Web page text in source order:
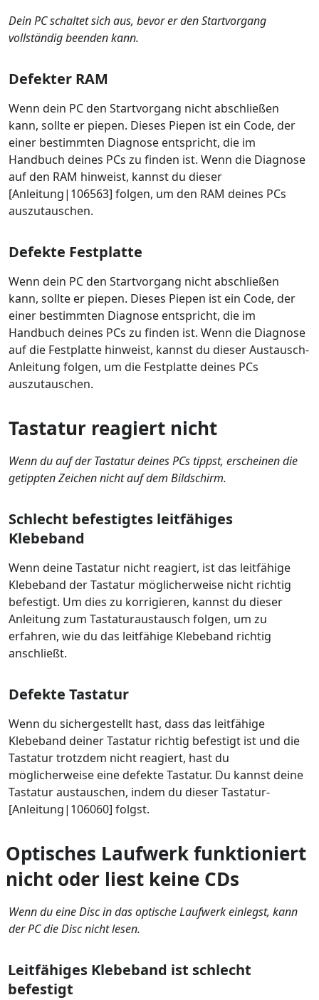
Dein PC schaltet sich aus, bevor er den Startvorgang
vollständig beenden kann.
Defekter RAM
Wenn dein PC den Startvorgang nicht abschließen
kann, sollte er piepen. Dieses Piepen ist ein Code, der
einer bestimmten Diagnose entspricht, die im
Handbuch deines PCs zu finden ist. Wenn die Diagnose
auf den RAM hinweist, kannst du dieser
[Anleitung|106563] folgen, um den RAM deines PCs
auszutauschen.
Defekte Festplatte
Wenn dein PC den Startvorgang nicht abschließen
kann, sollte er piepen. Dieses Piepen ist ein Code, der
einer bestimmten Diagnose entspricht, die im
Handbuch deines PCs zu finden ist. Wenn die Diagnose
auf die Festplatte hinweist, kannst du dieser Austausch-
Anleitung folgen, um die Festplatte deines PCs
auszutauschen.
Tastatur reagiert nicht
Wenn du auf der Tastatur deines PCs tippst, erscheinen die
getippten Zeichen nicht auf dem Bildschirm.
Schlecht befestigtes leitfähiges
Klebeband
Wenn deine Tastatur nicht reagiert, ist das leitfähige
Klebeband der Tastatur möglicherweise nicht richtig
befestigt. Um dies zu korrigieren, kannst du dieser
Anleitung zum Tastaturaustausch folgen, um zu
erfahren, wie du das leitfähige Klebeband richtig
anschließt.
Defekte Tastatur
Wenn du sichergestellt hast, dass das leitfähige
Klebeband deiner Tastatur richtig befestigt ist und die
Tastatur trotzdem nicht reagiert, hast du
möglicherweise eine defekte Tastatur. Du kannst deine
Tastatur austauschen, indem du dieser Tastatur-
[Anleitung|106060] folgst.
Optisches Laufwerk funktioniert
nicht oder liest keine CDs
Wenn du eine Disc in das optische Laufwerk einlegst, kann
der PC die Disc nicht lesen.
Leitfähiges Klebeband ist schlecht
befestigt